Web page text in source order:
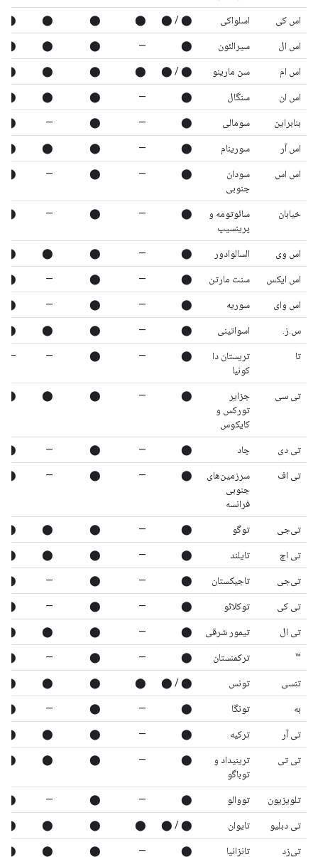
اس کی اسلواکی ⬤ / ⬤
⬤
⬤
⬤
⬤
اس ال سیرالئون ⬤
—
⬤
⬤
⬤
اس ام سن مارینو ⬤ / ⬤
⬤
⬤
⬤
⬤
اس ان سنگال ⬤
—
⬤
⬤
⬤
بنابراین سومالی ⬤
—
⬤
—
⬤
اس آر سورینام ⬤
—
⬤
⬤
⬤
اس اس
سودان
جنوبی
⬤
—
⬤
—
⬤
خیابان
سائوتومه و
پرینسیپ
⬤
—
⬤
—
⬤
اس وی السالوادور ⬤
—
⬤
⬤
⬤
اس ایکس سنت مارتن ⬤
—
⬤
—
⬤
اس وای سوریه ⬤
—
⬤
—
⬤
س.ز. اسواتینی ⬤
—
⬤
⬤
⬤
تا
تریستان دا
کونیا
⬤
—
⬤
—
—
تی سی
جزایر
تورکس و
کایکوس
⬤
—
⬤
⬤
⬤
تی دی چاد ⬤
—
⬤
—
⬤
تی اف
سرزمین‌های
جنوبی
فرانسه
⬤
—
⬤
—
⬤
تی‌جی توگو ⬤
—
⬤
⬤
⬤
تی اچ تایلند ⬤
—
⬤
⬤
⬤
تی‌جی تاجیکستان ⬤
—
⬤
—
⬤
تی کی توکلائو ⬤
—
⬤
—
⬤
تی ال تیمور شرقی ⬤
—
⬤
⬤
⬤
™ ترکمنستان ⬤
—
⬤
—
⬤
تنسی تونس ⬤ / ⬤
⬤
⬤
⬤
⬤
به تونگا ⬤
—
⬤
—
⬤
تی آر ترکیه ⬤
—
⬤
⬤
⬤
تی تی
ترینیداد و
توباگو
⬤
—
⬤
⬤
⬤
تلویزیون تووالو ⬤
—
⬤
—
⬤
تی دبلیو تایوان ⬤ / ⬤
⬤
⬤
⬤
⬤
تی‌زد تانزانیا ⬤
—
⬤
⬤
⬤